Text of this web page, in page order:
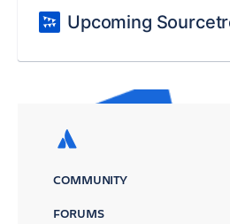
Upcoming
COMMUNITY
FORUMS